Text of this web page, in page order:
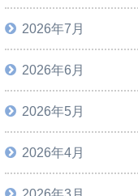
2026年7月
2026年6月
2026年5月
2026年4月